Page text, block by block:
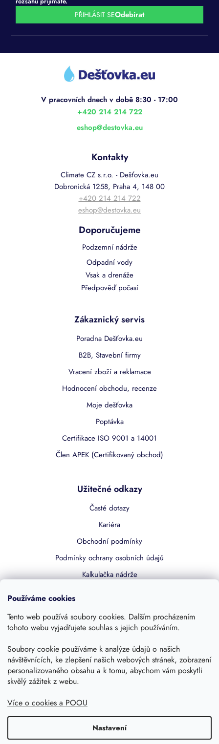
Používáme cookies
Tento web používá soubory cookies. Dalším procházením
tohoto webu vyjadřujete souhlas s jejich používáním.
Soubory cookie používáme k analýze údajů o našich
návštěvnících, ke zlepšení našich webových stránek, zobrazení
personalizovaného obsahu a k tomu, abychom vám poskytli
skvělý zážitek z webu.
Více o cookies a POOU
Nastavení
PŘIHLÁSIT SE
Z
eshop@destovka.eu
+420 214 214 722
Kontakty
Climate CZ s.r.o. - Dešťovka.eu
Dobronická 1258, Praha 4, 148 00
+420 214 214 722
eshop@destovka.eu
Doporučujeme
Podzemní nádrže
Odpadní vody
Vsak a drenáže
Předpověď počasí
Zákaznický servis
Poradna Dešťovka.eu
B2B, Stavební firmy
Vracení zboží a reklamace
Hodnocení obchodu, recenze
Moje dešťovka
Poptávka
Certifikace ISO 9001 a 14001
Člen APEK (Certifikovaný obchod)
Užitečné odkazy
Časté dotazy
Kariéra
Obchodní podmínky
Podmínky ochrany osobních údajů
Kalkulačka nádrže
Kontakty
Sledujte nás